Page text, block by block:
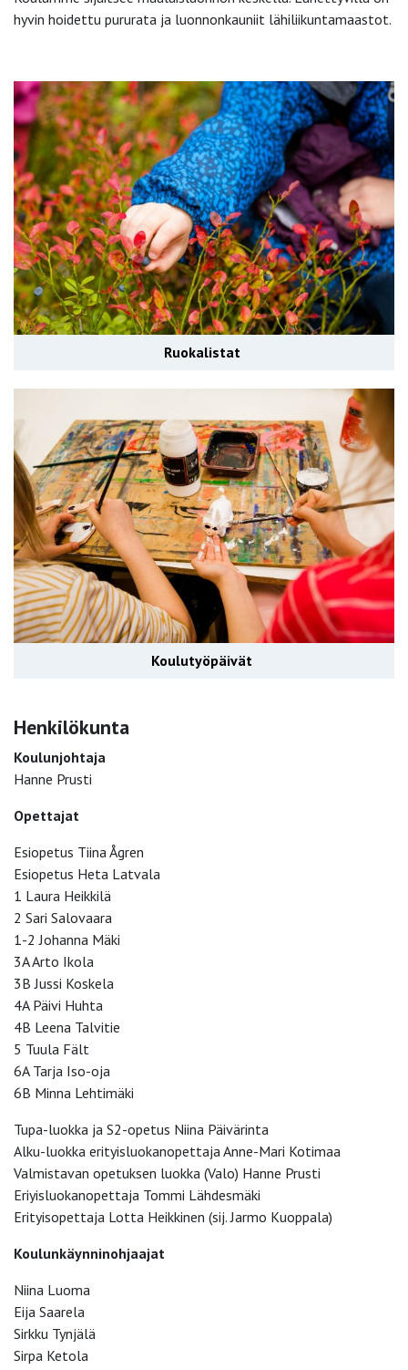
hyvin hoidettu pururata ja luonnonkauniit lähiliikuntamaastot.
Ruokalistat
Koulutyöpäivät
Henkilökunta
Koulunjohtaja
Hanne Prusti
Opettajat
Esiopetus Tiina Ågren
Esiopetus Heta Latvala
1 Laura Heikkilä
2 Sari Salovaara
1-2 Johanna Mäki
3A Arto Ikola
3B Jussi Koskela
4A Päivi Huhta
4B Leena Talvitie
5 Tuula Fält
6A Tarja Iso-oja
6B Minna Lehtimäki
Tupa-luokka ja S2-opetus Niina Päivärinta
Alku-luokka erityisluokanopettaja Anne-Mari Kotimaa
Valmistavan opetuksen luokka (Valo) Hanne Prusti
Eriyisluokanopettaja Tommi Lähdesmäki
Erityisopettaja Lotta Heikkinen (sij. Jarmo Kuoppala)
Koulunkäynninohjaajat
Niina Luoma
Eija Saarela
Sirkku Tynjälä
Sirpa Ketola